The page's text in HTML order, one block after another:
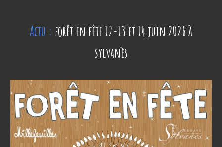
Actu : forêt en fête 12-13 et 14juin 2026à
sylvanès